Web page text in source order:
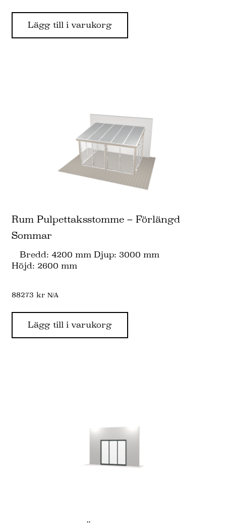
Lägg till i varukorg
Rum Pulpettaksstomme – Förlängd
Sommar
Bredd: 4200 mm Djup: 3000 mm
Höjd: 2600 mm
88273kr N/A
Lägg till i varukorg